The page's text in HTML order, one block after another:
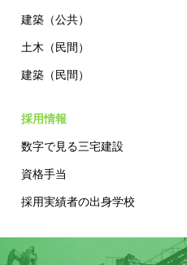
建築（公共）
土木（民間）
建築（民間）
採用情報
数字で見る三宅建設
資格手当
採用実績者の出身学校